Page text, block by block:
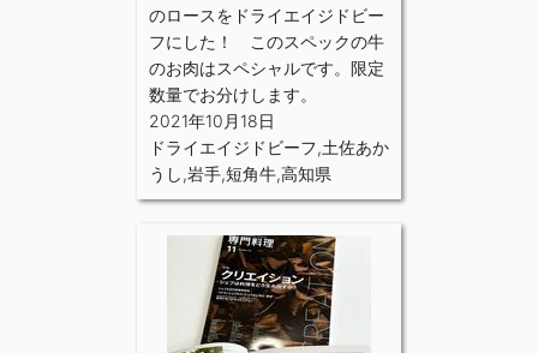
のロースをドライエイジドビー
フにした！ このスペックの牛
のお肉はスペシャルです。限定
数量でお分けします。
2021年10月18日
ドライエイジドビーフ,土佐あか
うし,岩手,短角牛,高知県